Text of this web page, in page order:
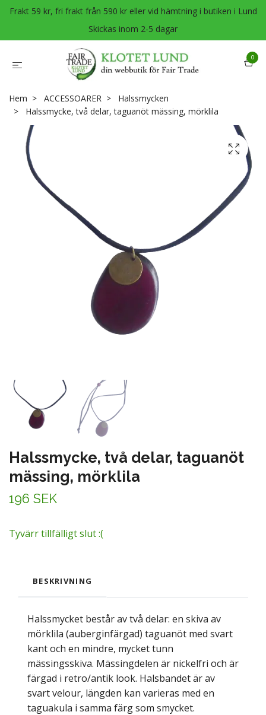
Frakt 59 kr, fri frakt från 590 kr eller vid hämtning i butiken i Lund
Skickas inom 2-5 dagar
0
Hem ACCESSOARER
Halssmycken
Halssmycke, två delar, taguanöt mässing, mörklila
Halssmycke, två delar, taguanöt
mässing, mörklila
196 SEK
Tyvärr tillfälligt slut :(
BESKRIVNING
Halssmycket består av två delar: en skiva av
mörklila (auberginfärgad) taguanöt med svart
kant och en mindre, mycket tunn
mässingsskiva. Mässingdelen är nickelfri och är
färgad i retro/antik look. Halsbandet är av
svart velour, längden kan varieras med en
taguakula i samma färg som smycket.